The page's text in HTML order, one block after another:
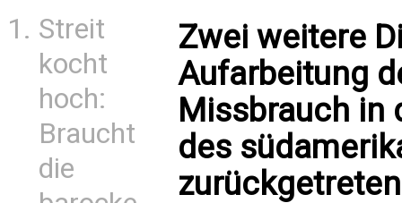
Streit
kocht
hoch:
Braucht
die
Zwei weitere
Aufarbeitung
Missbrauch in
des